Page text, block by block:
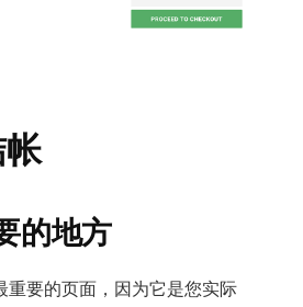
的地方
重要的页面，因为它是您实际